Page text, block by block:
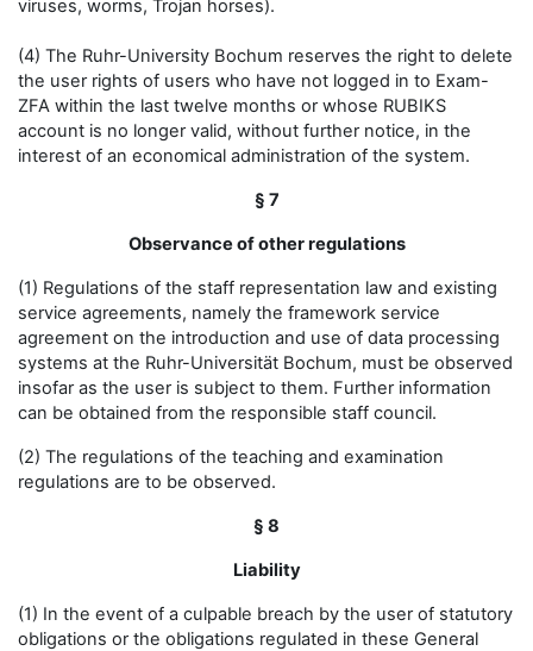
viruses, worms, Trojan horses).
(4) The Ruhr-University Bochum reserves the right to delete
the user rights of users who have not logged in to Exam-
ZFA within the last twelve months or whose RUBIKS
account is no longer valid, without further notice, in the
interest of an economical administration of the system.
§ 7
Observance of other regulations
(1) Regulations of the staff representation law and existing
service agreements, namely the framework service
agreement on the introduction and use of data processing
systems at the Ruhr-Universität Bochum, must be observed
insofar as the user is subject to them. Further information
can be obtained from the responsible staff council.
(2) The regulations of the teaching and examination
regulations are to be observed.
§ 8
Liability
(1) In the event of a culpable breach by the user of statutory
obligations or the obligations regulated in these General